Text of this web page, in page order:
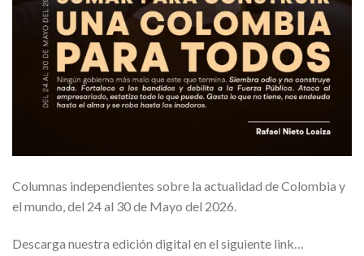
Columnas independientes sobre la actualidad de Colombia y
el mundo, del 24 al 30 de Mayo del 2026.
Descarga nuestra edición digital en el siguiente link…